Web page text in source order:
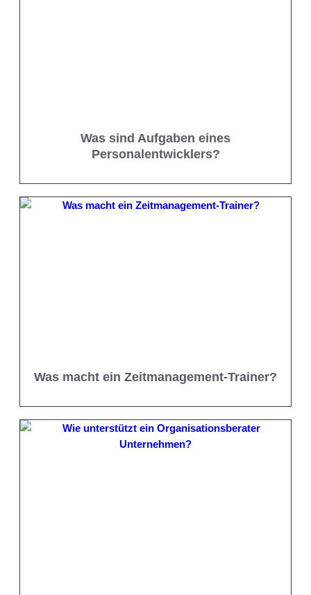
Was sind Aufgaben eines
Personalentwicklers?
Was macht ein Zeitmanagement-Trainer?